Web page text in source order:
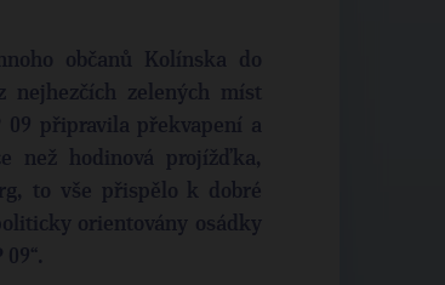
občanů Kolínska do
zelených míst
09 připravila překvapení a
než hodinová projížďka,
to vše přispělo k dobré
orientovány osádky